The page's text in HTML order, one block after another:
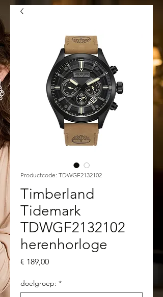
Productcode: TDWGF2132102
Timberland
Tidemark
TDWGF2132102
herenhorloge
€ 189,00Prijs
doelgroep: *